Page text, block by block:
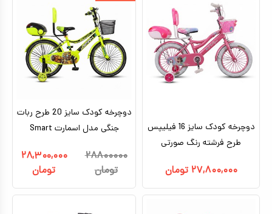
دوچرخه کودک سایز 16 فیلیپس
طرح فرشته رنگ صورتی
۲۷,۸۰۰,۰۰۰ تومان
دوچرخه کودک سایز 20 طرح ربات
جنگی مدل اسمارت Smart
۲۸۸۰۰۰۰۰
تومان
۲۸,۳۰۰,۰۰۰
تومان